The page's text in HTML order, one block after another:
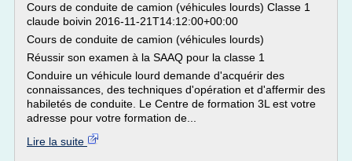
Cours de conduite de camion (véhicules lourds) Classe 1
claude boivin 2016-11-21T14:12:00+00:00
Cours de conduite de camion (véhicules lourds)
Réussir son examen à la SAAQ pour la classe 1
Conduire un véhicule lourd demande d'acquérir des
connaissances, des techniques d'opération et d'affermir des
habiletés de conduite. Le Centre de formation 3L est votre
adresse pour votre formation de...
Lire la suite